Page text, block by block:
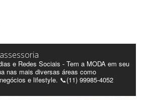
e Redes Sociais - Tem a MODA em seu
nas mais diversas áreas como
e lifestyle. 📞(11) 99985-4052